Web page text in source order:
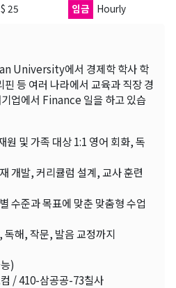
$ 25 임금 Hourly
University에서 경제학 학사 학
등 여러 나라에서 교육과 직장 경
업에서 Finance 일을 하고 있습
원 및 가족 대상 1:1 영어 회화, 독
개발, 커리큘럼 설계, 교사 훈련
수준과 목표에 맞춘 맞춤형 수업
독해, 작문, 발음 교정까지
)
/ 410-삼공공-73칠사